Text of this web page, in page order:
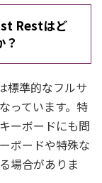
Restはど
標準的なフルサ
っています。特
ーボードにも問
ボードや特殊な
場合がありま